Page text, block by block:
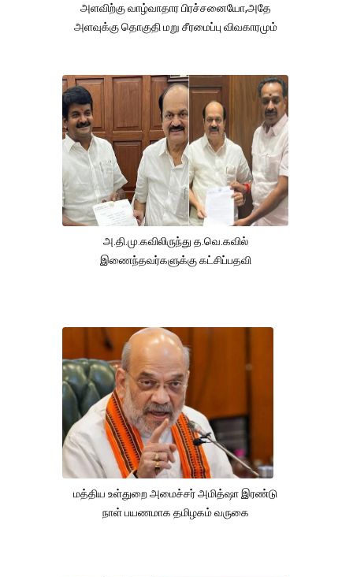
அளவிற்கு வாழ்வாதார பிரச்சனையோ,அதே
அளவுக்கு தொகுதி மறு சீரமைப்பு விவகாரமும்
அ.தி.மு.கவிலிருந்து த.வெ.கவில்
இணைந்தவர்களுக்கு கட்சிப்பதவி
மத்திய உள்துறை அமைச்சர் அமித்ஷா இரண்டு
நாள் பயணமாக தமிழகம் வருகை